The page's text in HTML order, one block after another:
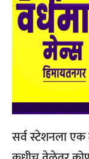
सर्व स्टेशनला एक